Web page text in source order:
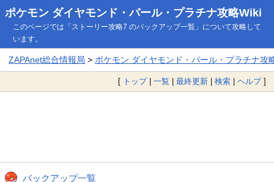
ポケモン ダイヤモンド・パール・プラチナ攻略Wiki
このページでは「ストーリー攻略7 のバックアップ一覧」について攻略して
います。
ZAPAnet総合情報局 > ポケモン ダイヤモンド・パール・プラチナ攻
[ トップ| 一覧 | 最終更新 | 検索 | ヘルプ]
バックアップ一覧